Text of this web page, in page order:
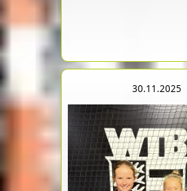
30.11.2025